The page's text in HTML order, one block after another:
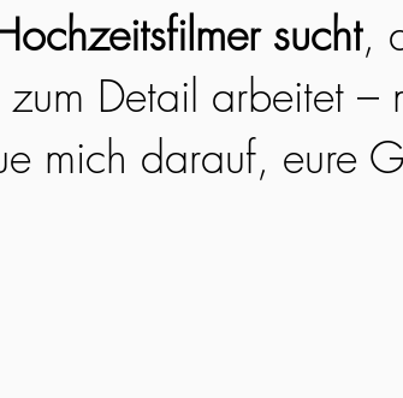
sucht,
Detail arbeitet –
mich darauf, eure